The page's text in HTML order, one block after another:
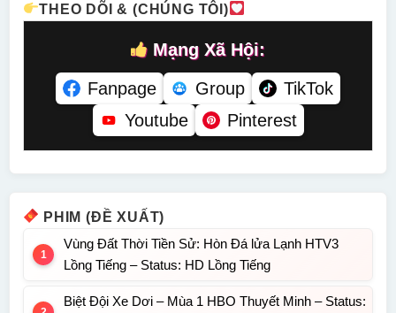
THEO DÕI & (CHÚNG TÔI)
Mạng Xã Hội:
Fanpage
Group
TikTok
Youtube
Pinterest
PHIM (ĐỀ XUẤT)
Vùng Đất Thời Tiền Sử: Hòn Đá lửa Lạnh HTV3
Lồng Tiếng – Status: HD Lồng Tiếng
Biệt Đội Xe Dơi – Mùa 1 HBO Thuyết Minh – Status: